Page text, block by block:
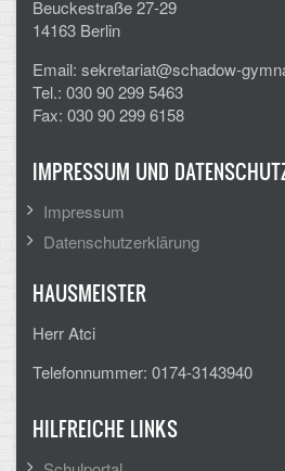
CLOUD
Lernraum Berlin
Nextcloud (Eigene Dateien und
Gitlab
Beuckestraße 27-29
14163 Berlin
Email: sekretariat@schadow-
Tel.: 030 90 299 5463
Fax: 030 90 299 6158
IMPRESSUM UND
Impressum
Datenschutzerklärung
HAUSMEISTER
Herr Atci
Telefonnummer: 0174-3143940
HILFREICHE LINKS